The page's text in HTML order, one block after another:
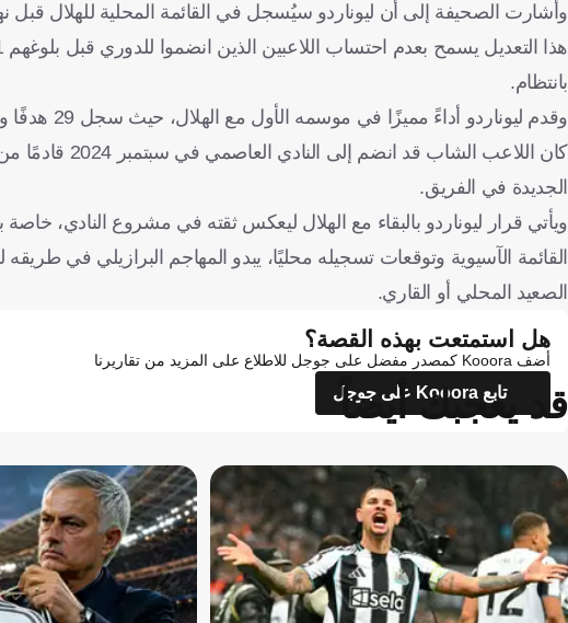
وأشارت الصحيفة إلى أن ليوناردو سيُسجل في القائمة المحلية للهلال قبل نهاية العام 2025، بفضل تعديل مرتقب في لوائح
بانتظام.
وقدم ليوناردو أداءً مميزًا في موسمه الأول مع الهلال، حيث سجل 29 هدفًا وقدم 3 تمريرات حاسمة في 43 مباراة.
الجديدة في الفريق.
ويأتي قرار ليوناردو بالبقاء مع الهلال ليعكس ثقته في مشروع النادي،
القائمة الآسيوية وتوقعات تسجيله محليًا، يبدو المهاجم البرازيلي في
الصعيد المحلي أو القاري.
هل استمتعت بهذه القصة؟
أضف Kooora كمصدر مفضل على جوجل للاطلاع على المزيد من تقاريرنا
تابع Kooora على جوجل
قد يعجبك أيضاً